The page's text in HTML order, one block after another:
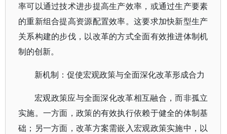
率可以通过技术进步提高生产效率，或通过生产要素
的重新组合提高资源配置效率。这要求加快新型生产
关系构建的步伐，以改革的方式全面有效推进体制机
制的创新。
新机制：促使宏观政策与全面深化改革形成合力
宏观政策应与全面深化改革相互融合，而非孤立
实施。一方面，政策的有效执行依赖于健全的体制基
础；另一方面，改革方案需嵌入宏观政策实施中，以